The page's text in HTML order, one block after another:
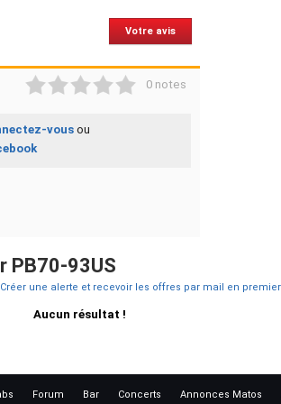
Votre avis
0 notes
vousou
PB70-93US
Créer une alerte et recevoir les offres par mail en premier
Aucun résultat !
Forum Bar Concerts Annonces Matos